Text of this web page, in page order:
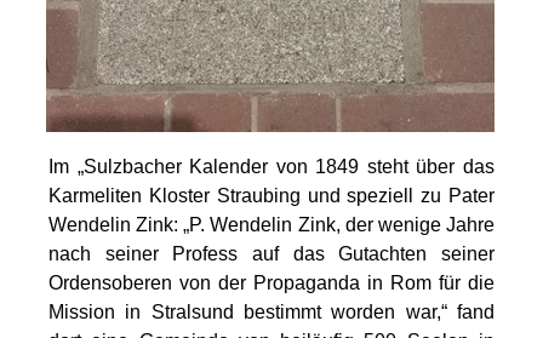
Im „Sulzbacher Kalender von 1849 steht über das
Karmeliten Kloster Straubing und speziell zu Pater
Wendelin Zink: „P. Wendelin Zink, der wenige Jahre
nach seiner Profess auf das Gutachten seiner
Ordensoberen von der Propaganda in Rom für die
Mission in Stralsund bestimmt worden war,“ fand